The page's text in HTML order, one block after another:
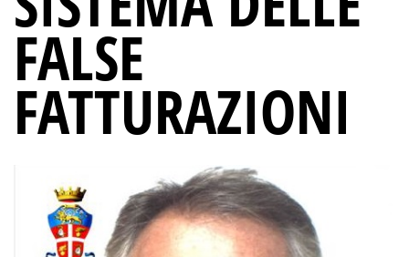
FALSE
FATTURAZIONI